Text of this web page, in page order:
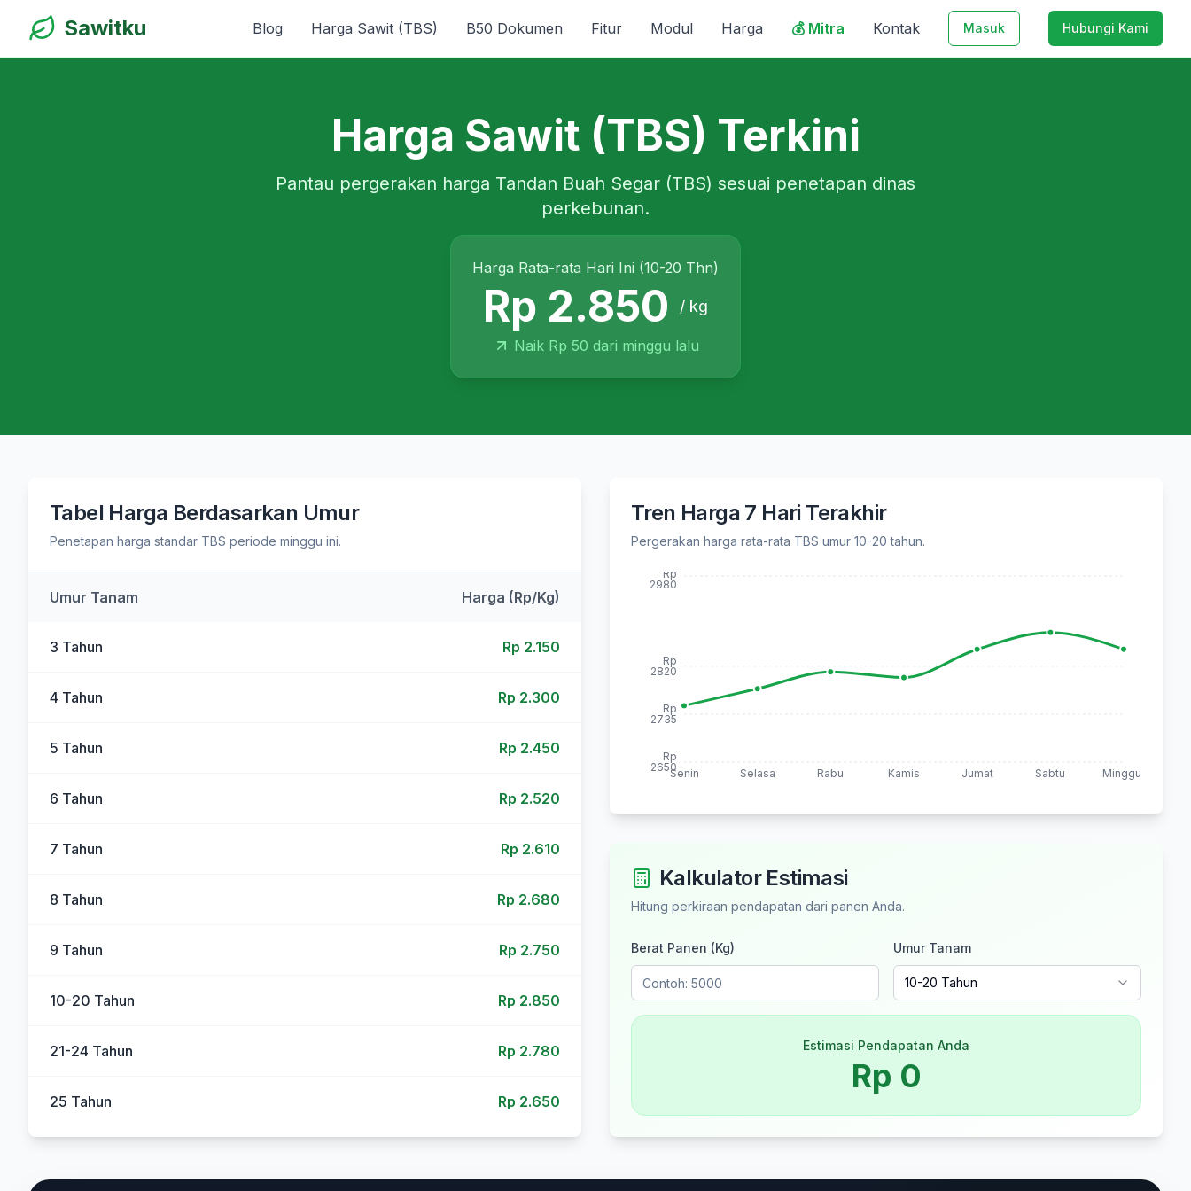
Sawitku Blog Harga Sawit (TBS) B50 Dokumen Fitur Modul Harga 💰 Mitra Kontak Masuk Hubungi Kami
Harga Sawit (TBS) Terkini
Pantau pergerakan harga Tandan Buah Segar (TBS) sesuai penetapan dinas
perkebunan.
Harga Rata-rata Hari Ini (10-20 Thn)
Rp 2.850 / kg
Naik Rp 50 dari minggu lalu
Tabel Harga Berdasarkan Umur
Penetapan harga standar TBS periode minggu ini.
Umur Tanam Harga (Rp/Kg)
3 Tahun Rp 2.150
4 Tahun Rp 2.300
5 Tahun Rp 2.450
6 Tahun Rp 2.520
7 Tahun Rp 2.610
8 Tahun Rp 2.680
9 Tahun Rp 2.750
10-20 Tahun Rp 2.850
21-24 Tahun Rp 2.780
25 Tahun Rp 2.650
Tren Harga 7 Hari Terakhir
Pergerakan harga rata-rata TBS umur 10-20 tahun.
Senin Selasa Rabu Kamis Jumat Sabtu Minggu
Rp
2650
Rp
2735
Rp
2820
Rp
2980
Kalkulator Estimasi
Hitung perkiraan pendapatan dari panen Anda.
Berat Panen (Kg) Umur Tanam
10-20 Tahun
Estimasi Pendapatan Anda
Rp 0